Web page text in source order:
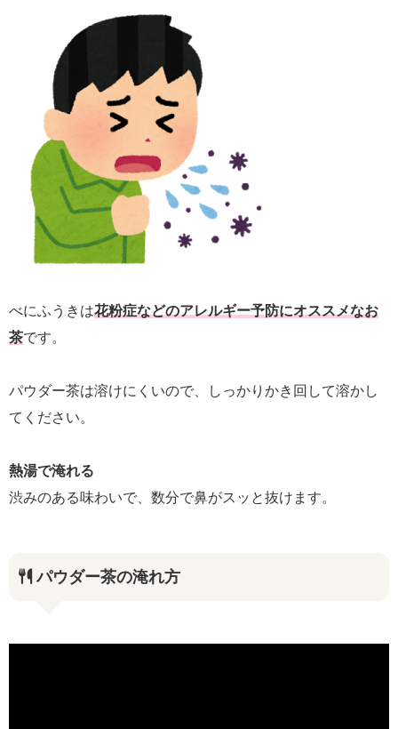
べにふうきは花粉症などのアレルギー予防にオススメなお
茶です。
パウダー茶は溶けにくいので、しっかりかき回して溶かし
てください。
熱湯で淹れる
渋みのある味わいで、数分で鼻がスッと抜けます。
パウダー茶の淹れ方